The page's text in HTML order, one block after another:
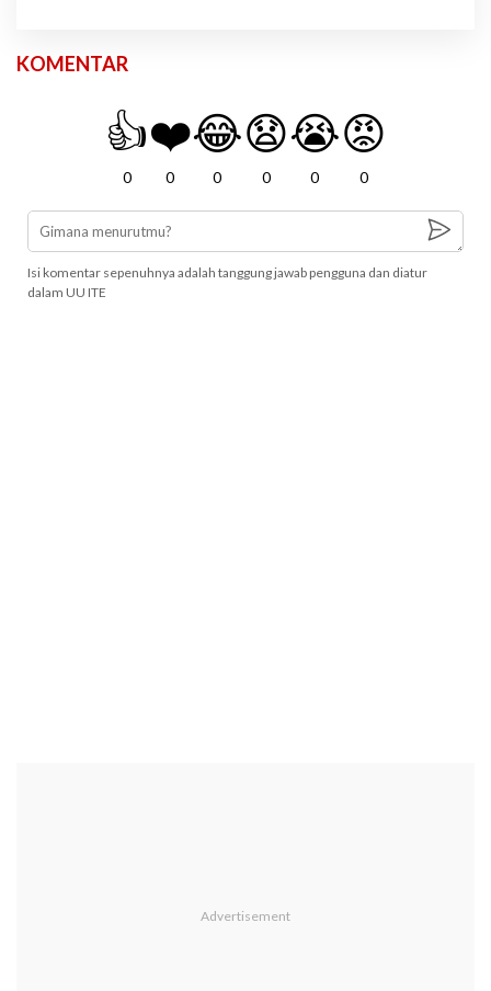
KOMENTAR
👍
0
❤️
0
😂
0
😧
0
😭
0
😡
0
Isi komentar sepenuhnya adalah tanggung jawab pengguna dan diatur
dalam UU ITE